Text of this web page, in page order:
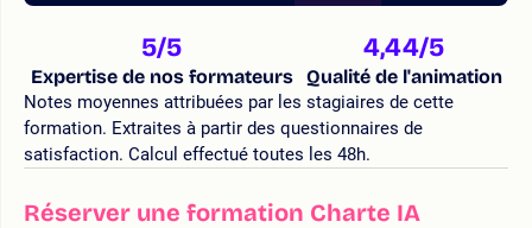
5/5
Expertise de nos formateurs
4,44/5
Qualité de l'animation
Notes moyennes attribuées par les stagiaires de cette
formation. Extraites à partir des questionnaires de
satisfaction. Calcul effectué toutes les 48h.
Réserver une formation Charte IA